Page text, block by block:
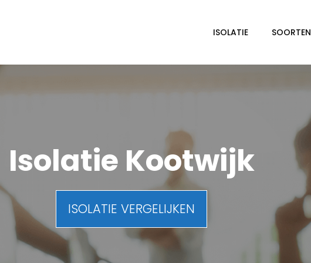
ISOLATIE SOORTEN
Isolatie Kootwijk
ISOLATIE VERGELIJKEN